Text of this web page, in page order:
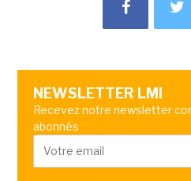
NEWSLETTER LMI
Recevez notre newsletter
abonnés